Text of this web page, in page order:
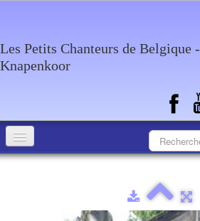
Les Petits Chanteurs de Belgique
Knapenkoor